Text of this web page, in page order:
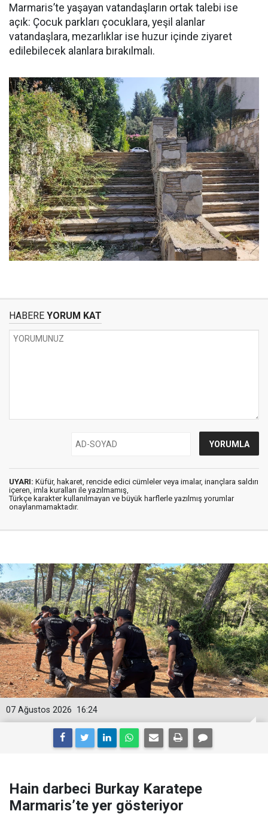
Marmaris’te yaşayan vatandaşların ortak talebi ise
açık: Çocuk parkları çocuklara, yeşil alanlar
vatandaşlara, mezarlıklar ise huzur içinde ziyaret
edilebilecek alanlara bırakılmalı.
HABERE YORUM KAT
UYARI: Küfür, hakaret, rencide edici cümleler veya imalar, inançlara saldırı
içeren, imla kuralları ile yazılmamış,
Türkçe karakter kullanılmayan ve büyük harflerle yazılmış yorumlar
onaylanmamaktadır.
16:24
07 Ağustos 2026
Hain darbeci Burkay Karatepe
Marmaris’te yer gösteriyor